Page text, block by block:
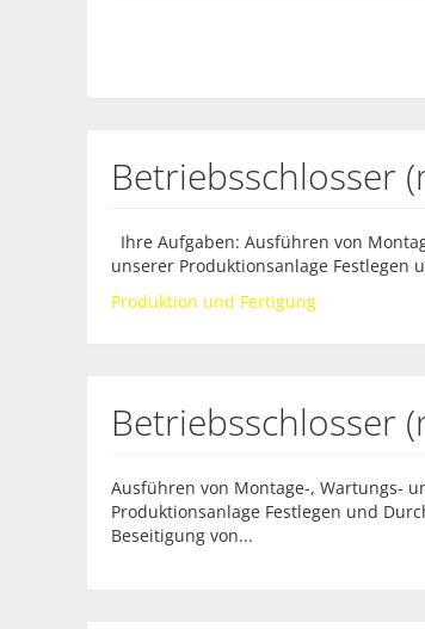
Betriebsschlosser
Ihre Aufgaben: Ausführen von
unserer Produktionsanlage
Produktion und Fertigung
Betriebsschlosser
Ausführen von Montage-, Wartungs-
Produktionsanlage Festlegen und
Beseitigung von...